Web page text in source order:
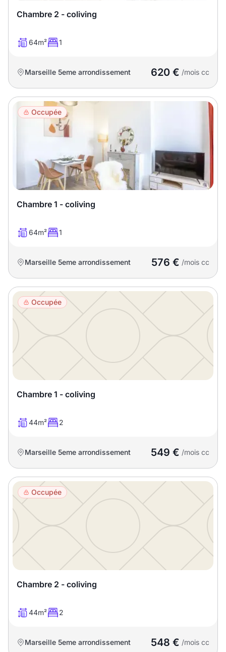
Équipements des parties
Ascenseur
Local à vélo
Disponible à partir du
Promotions
Mettre en avant les
promotions sur honoraires
Chambre 2 - coliving
64m² 1
Marseille 5eme arrondissement 620 € /mois cc
Occupée
Chambre 1 - coliving
64m² 1
Marseille 5eme arrondissement 576 € /mois cc
Occupée
Chambre 1 - coliving
44m² 2
Marseille 5eme arrondissement 549 € /mois cc
Occupée
Chambre 2 - coliving
44m² 2
Marseille 5eme arrondissement 548 € /mois cc